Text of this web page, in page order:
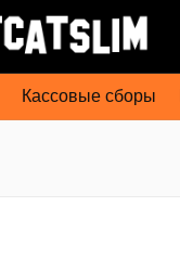
Кассовые сборы